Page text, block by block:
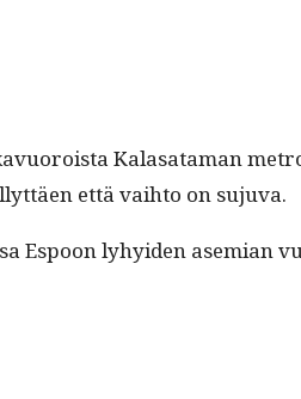
Kalasa­ta­man
että vai­h­to on sujuva.
Espoon lyhyi­den asemi­an